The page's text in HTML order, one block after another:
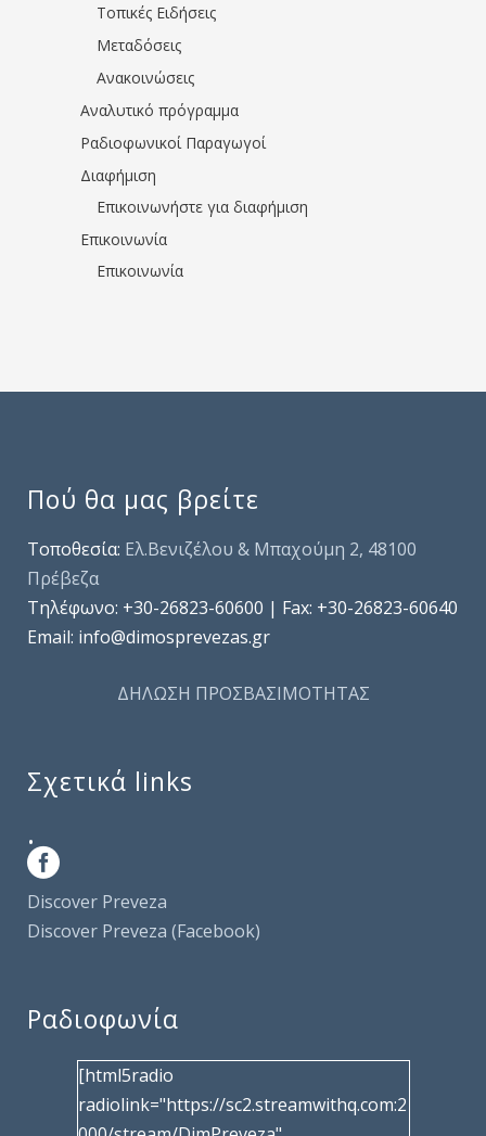
Τοπικές Ειδήσεις
Μεταδόσεις
Ανακοινώσεις
Αναλυτικό πρόγραμμα
Ραδιοφωνικοί Παραγωγοί
Διαφήμιση
Επικοινωνήστε για διαφήμιση
Επικοινωνία
Επικοινωνία
Πού θα μας βρείτε
Τοποθεσία: Ελ.Βενιζέλου & Μπαχούμη 2, 48100
Πρέβεζα
Τηλέφωνo: +30-26823-60600 | Fax: +30-26823-60640
Email: info@dimosprevezas.gr
ΔΗΛΩΣΗ ΠΡΟΣΒΑΣΙΜΟΤΗΤΑΣ
Σχετικά links
.
Discover Preveza
Discover Preveza (Facebook)
Ραδιοφωνία
[html5radio
radiolink="https://sc2.streamwithq.com:2